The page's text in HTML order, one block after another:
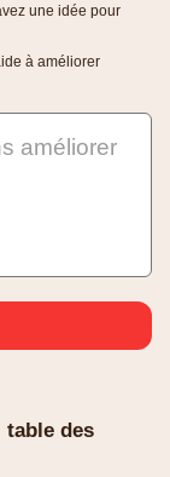
une idée pour
à améliorer
améliorer
table des